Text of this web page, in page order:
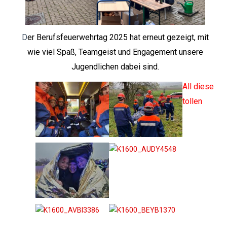
Der Berufsfeuerwehrtag 2025 hat erneut gezeigt, mit
wie viel Spaß, Teamgeist und Engagement unsere
Jugendlichen dabei sind.
All diese
tollen